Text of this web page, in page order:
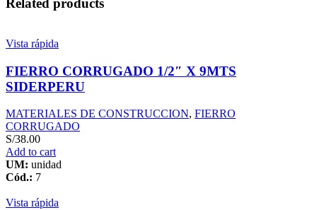
C/C
Related products
Vista rápida
FIERRO CORRUGADO 1/2″ X 9MTS
SIDERPERU
MATERIALES DE CONSTRUCCION, FIERRO
CORRUGADO
S/38.00
Add to cart
UM: unidad
Cód.: 7
Vista rápida